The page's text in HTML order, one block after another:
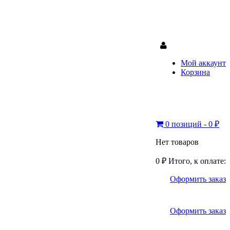
Мой аккаунт
Корзина
0 позиций - 0 ₽
Нет товаров
0 ₽ Итого, к оплате:
Оформить заказ
Оформить заказ